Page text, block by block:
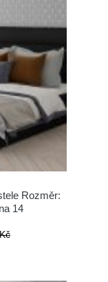
Rozměr:
14